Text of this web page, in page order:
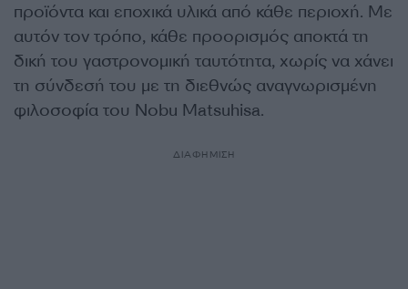
προϊόντα και εποχικά υλικά από κάθε περιοχή. Με
αυτόν τον τρόπο, κάθε προορισμός αποκτά τη
δική του γαστρονομική ταυτότητα, χωρίς να χάνει
τη σύνδεσή του με τη διεθνώς αναγνωρισμένη
φιλοσοφία του Nobu Matsuhisa.
ΔΙΑΦΗΜΙΣΗ